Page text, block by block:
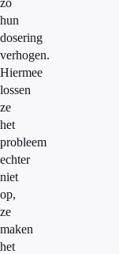
zo
hun
dosering
verhogen.
Hiermee
lossen
ze
het
probleem
echter
niet
op,
ze
maken
het